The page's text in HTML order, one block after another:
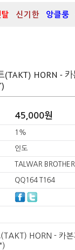
탈 신기한 앙클룽
(TAKT) HORN -
45,000원
1%
인도
TALWAR
QQ164 T164
(TAKT) HORN - 카본